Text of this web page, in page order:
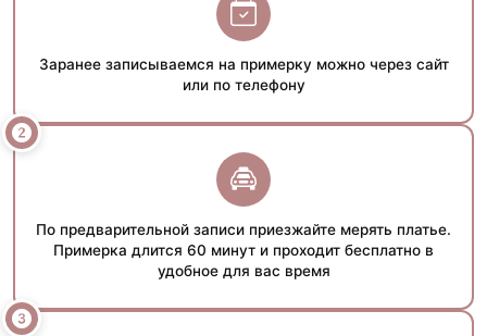
Заранее записываемся на примерку можно через сайт
или по телефону
По предварительной записи приезжайте мерять платье.
Примерка длится 60 минут и проходит бесплатно в
удобное для вас время